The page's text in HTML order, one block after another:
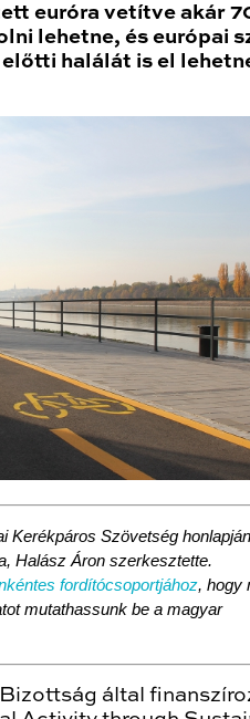
euróra vetítve akár
lehetne, és európai
halálát is el
Kerékpáros Szövetség
Halász Áron szerkesztette.
fordítócsoportjához, hogy
mutathassunk be a magyar
által